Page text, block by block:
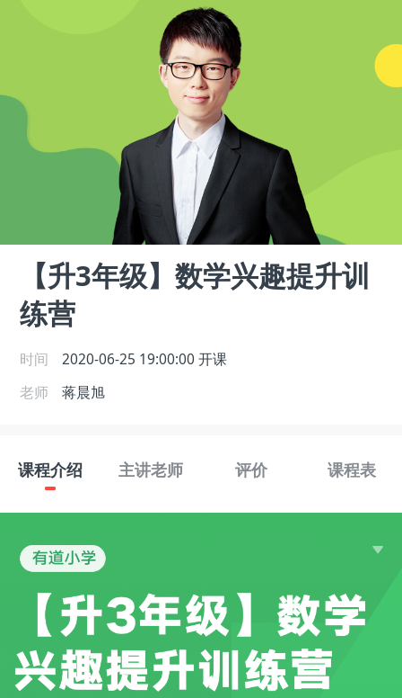
【升3年级】数学兴趣提升训
练营
时间 2020-06-25 19:00:00 开课
老师
蒋晨旭
课程介绍 主讲老师 评价 课程表